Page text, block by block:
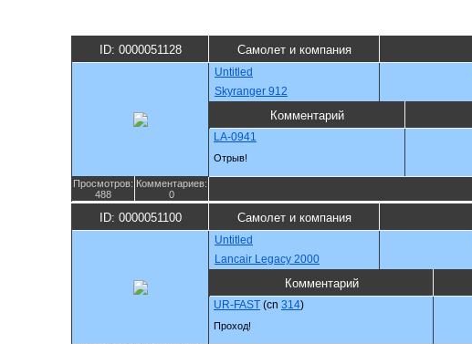
ID: 0000051128 Самолет и компания
Untitled
Skyranger 912
Комментарий
LA-0941
Отрыв!
Просмотров:
488
Комментариев:
0
ID: 0000051100 Самолет и компания
Untitled
Lancair Legacy 2000
Комментарий
UR-FAST (cn 314)
Проход!